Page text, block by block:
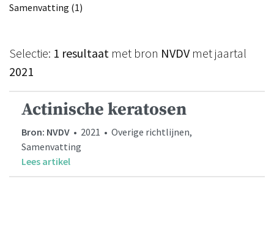
Samenvatting (1)
Selectie: 1 resultaat met bron NVDVmet jaartal
2021
Actinische keratosen
Bron: NVDV • 2021 • Overige richtlijnen,
Samenvatting
Lees artikel